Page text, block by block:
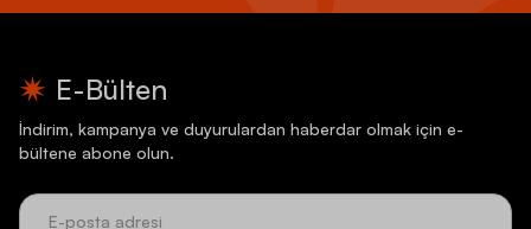
E-Bülten
İndirim, kampanya ve duyurulardan haberdar olmak için e-
bültene abone olun.